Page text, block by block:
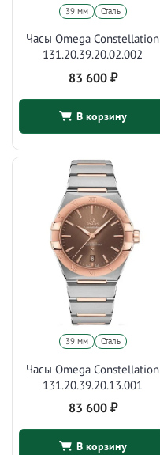
39 мм Сталь
Часы Omega Constellation
131.20.39.20.02.002
83 600 ₽
В корзину
39 мм Сталь
Часы Omega Constellation
131.20.39.20.13.001
83 600 ₽
В корзину